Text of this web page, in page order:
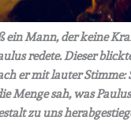
ein Mann, der keine
redete. Dieser
er mit lauter
Menge sah, was
zu uns